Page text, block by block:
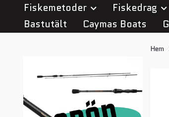
Fiskemetoder Fiskedrag
Bastutält
Caymas Boats
Hem